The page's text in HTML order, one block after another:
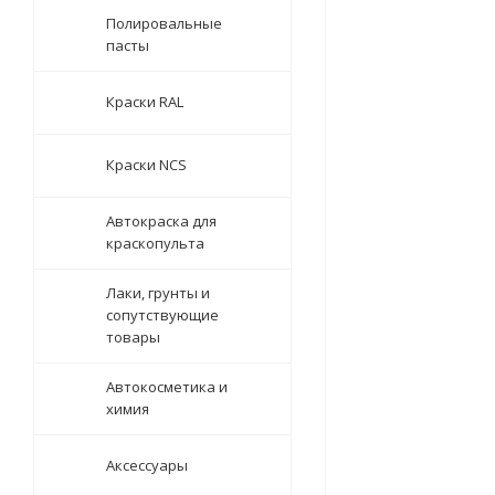
Полировальные
пасты
Краски RAL
Краски NCS
Автокраска для
краскопульта
Лаки, грунты и
сопутствующие
товары
Автокосметика и
химия
Аксессуары